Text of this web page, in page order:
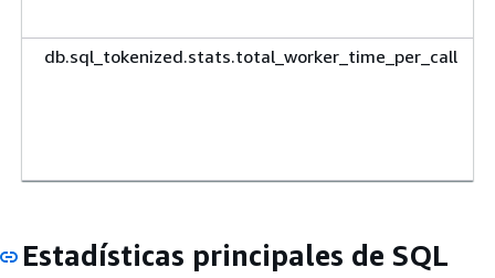
db.sql_tokenized.stats.total_worker_time_per_call
Estadísticas principales de SQL